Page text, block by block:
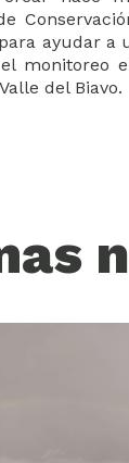
ayudar a
monitoreo
del Biavo.